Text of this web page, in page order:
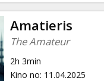
Amatieris
The Amateur
2h 3min
Kino no: 11.04.2025